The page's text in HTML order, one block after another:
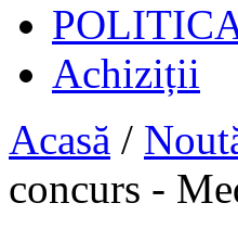
Achiziții
Acasă /
concurs -